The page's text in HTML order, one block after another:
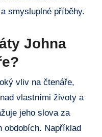
smysluplné příběhy.
Johna
vliv na čtenáře,
vlastními životy a
jeho slova za
obdobích. Například